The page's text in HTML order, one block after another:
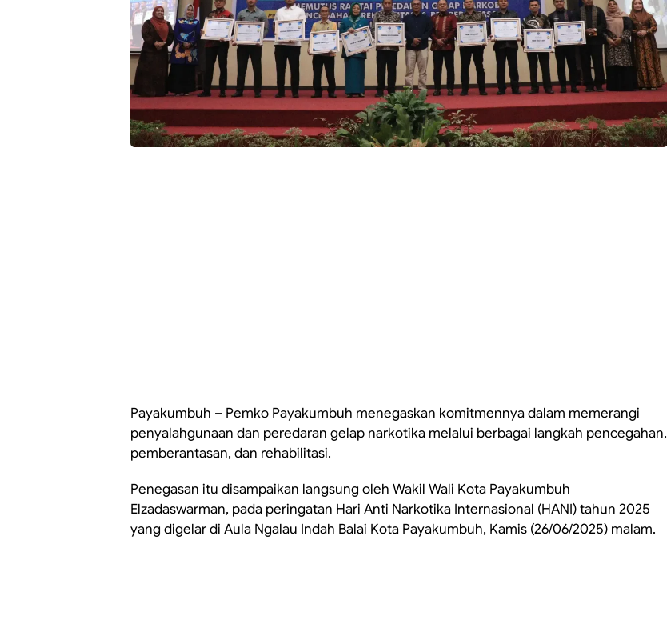
Payakumbuh – Pemko Payakumbuh menegaskan komitmennya dalam memerangi
penyalahgunaan dan peredaran gelap narkotika melalui berbagai langkah pencegahan,
pemberantasan, dan rehabilitasi.
Penegasan itu disampaikan langsung oleh Wakil Wali Kota Payakumbuh
Elzadaswarman, pada peringatan Hari Anti Narkotika Internasional (HANI) tahun 2025
yang digelar di Aula Ngalau Indah Balai Kota Payakumbuh, Kamis (26/06/2025) malam.